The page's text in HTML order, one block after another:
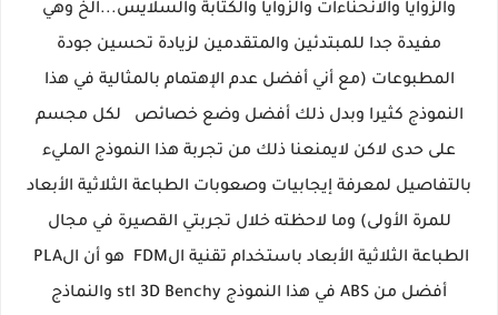
والزوايا والانحناءات والزوايا والكتابة والسلايس...الخ وهي
مفيدة جدا للمبتدئين والمتقدمين لزيادة تحسين جودة
المطبوعات (مع أني أفضل عدم الإهتمام بالمثالية في هذا
النموذج كثيرا وبدل ذلك أفضل وضع خصائص لكل مجسم
على حدى لاكن لايمنعنا ذلك من تجربة هذا النموذج المليء
بالتفاصيل لمعرفة إيجابيات وصعوبات الطباعة الثلاثية الأبعاد
للمرة الأولى) وما لاحظته خلال تجربتي القصيرة في مجال
أفضل من ABS في هذا النموذج
stl 3D Benchy والنماذج